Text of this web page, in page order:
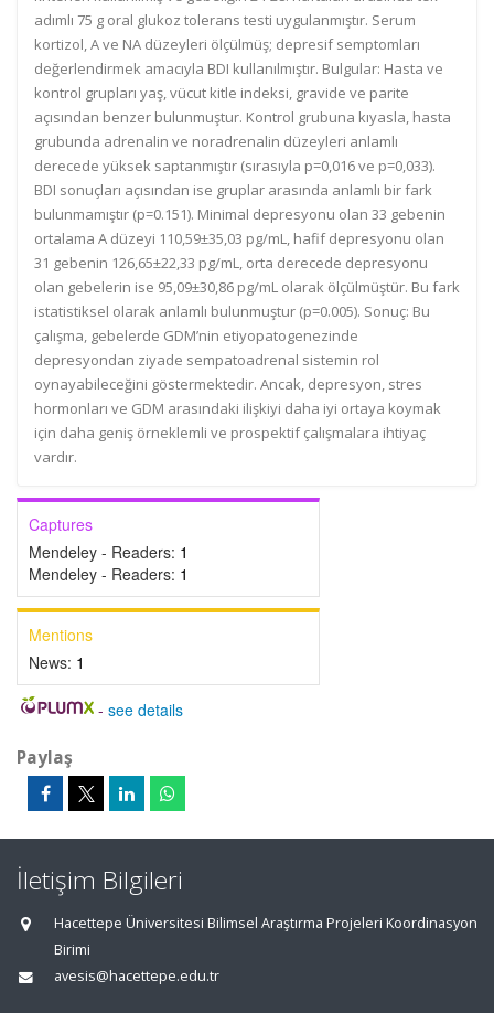
adımlı 75 g oral glukoz tolerans testi uygulanmıştır. Serum
kortizol, A ve NA düzeyleri ölçülmüş; depresif semptomları
değerlendirmek amacıyla BDI kullanılmıştır. Bulgular: Hasta ve
kontrol grupları yaş, vücut kitle indeksi, gravide ve parite
açısından benzer bulunmuştur. Kontrol grubuna kıyasla, hasta
grubunda adrenalin ve noradrenalin düzeyleri anlamlı
derecede yüksek saptanmıştır (sırasıyla p=0,016 ve p=0,033).
BDI sonuçları açısından ise gruplar arasında anlamlı bir fark
bulunmamıştır (p=0.151). Minimal depresyonu olan 33 gebenin
ortalama A düzeyi 110,59±35,03 pg/mL, hafif depresyonu olan
31 gebenin 126,65±22,33 pg/mL, orta derecede depresyonu
olan gebelerin ise 95,09±30,86 pg/mL olarak ölçülmüştür. Bu fark
istatistiksel olarak anlamlı bulunmuştur (p=0.005). Sonuç: Bu
çalışma, gebelerde GDM’nin etiyopatogenezinde
depresyondan ziyade sempatoadrenal sistemin rol
oynayabileceğini göstermektedir. Ancak, depresyon, stres
hormonları ve GDM arasındaki ilişkiyi daha iyi ortaya koymak
için daha geniş örneklemli ve prospektif çalışmalara ihtiyaç
vardır.
Captures
Mendeley - Readers: 1
Mendeley - Readers: 1
Mentions
News: 1
- see details
Paylaş
İletişim Bilgileri
Hacettepe Üniversitesi Bilimsel Araştırma Projeleri Koordinasyon
Birimi
avesis@hacettepe.edu.tr